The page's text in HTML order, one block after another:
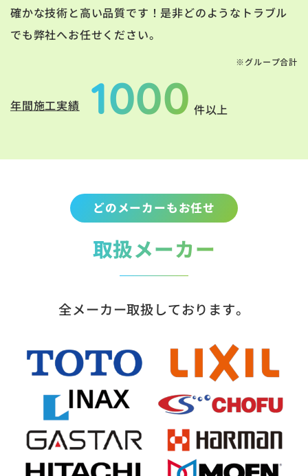
確かな技術と高い品質です！是非どのようなトラブル
でも弊社へお任せください。
※グループ合計
年間施工実績 1000 件以上
どのメーカーもお任せ
取扱メーカー
全メーカー取扱しております。